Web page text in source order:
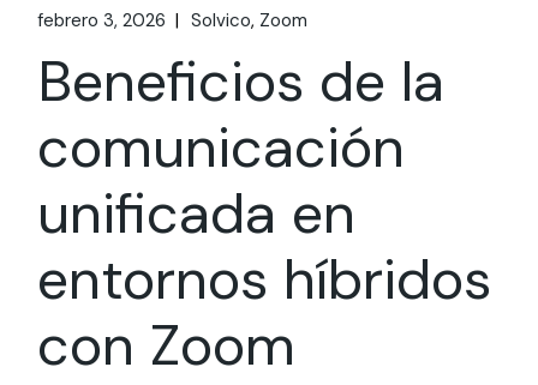
febrero 3, 2026 Solvico Zoom
Beneficios de la
comunicación
unificada en
entornos híbridos
con Zoom